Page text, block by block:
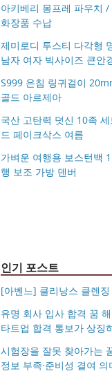
아키베리 몽프레 파우치
화장품 수납
제미로디 투스티 다각형
남자 여자 빅사이즈 큰안
S999 은침 링귀걸이
골드 아르제아
국산 고탄력 덧신 10족
드 페이크삭스 여름
가벼운 여행용 보스턴백
행 보조 가방 덴버
아키베리 몽프레 파우치
인기 포스트
[아벤느] 클리낭스 클렌
유명 회사 입사 합격 꿈
타트업 합격 통보가 상징
시험장을 잘못 찾아가는
정보 부족·준비성 결여 의